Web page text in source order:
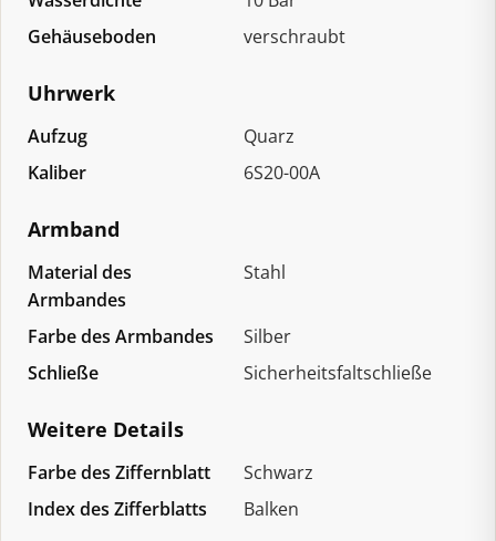
Gehäuseboden
verschraubt
Uhrwerk
Aufzug
Quarz
Kaliber
6S20-00A
Armband
Material des
Armbandes
Stahl
Farbe des Armbandes
Silber
Schließe
Sicherheitsfaltschließe
Weitere Details
Farbe des Ziffernblatt
Schwarz
Index des Zifferblatts
Balken